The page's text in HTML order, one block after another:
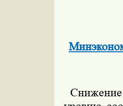
Снижение